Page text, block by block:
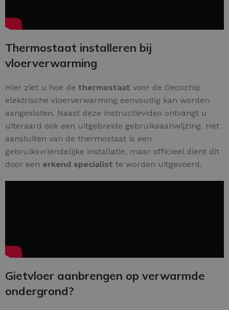
Thermostaat installeren bij
vloerverwarming
Hier ziet u hoe de thermostaat voor de Decochip
elektrische vloerverwarming eenvoudig kan worden
aangesloten. Naast deze instructievideo ontvangt u
uiteraard ook een uitgebreide gebruiksaanwijzing. Het
aansluiten van de thermostaat is een
gebruiksvriendelijke installatie, maar officieel dient dit
door een erkend specialist te worden uitgevoerd.
Gietvloer aanbrengen op verwarmde
ondergrond?